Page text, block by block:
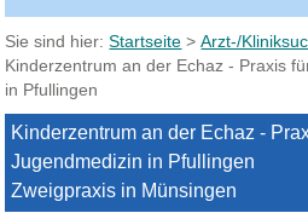
Sie sind hier:Startseite >Arzt-/
Kinderzentrum an der Echaz - Praxis
in Pfullingen
Kinderzentrum an der Echaz -
Jugendmedizin in Pfullingen
Zweigpraxis in Münsingen